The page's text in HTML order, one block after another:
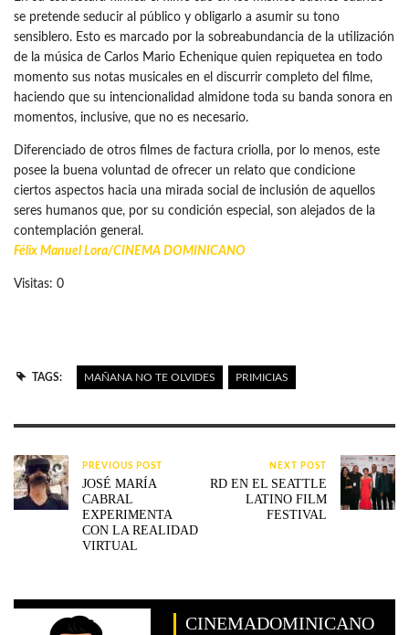
se pretende seducir al público y obligarlo a asumir su tono
sensiblero. Esto es marcado por la sobreabundancia de la utilización
de la música de Carlos Mario Echenique quien repiquetea en todo
momento sus notas musicales en el discurrir completo del filme,
haciendo que su intencionalidad almidone toda su banda sonora en
momentos, inclusive, que no es necesario.
Diferenciado de otros filmes de factura criolla, por lo menos, este
posee la buena voluntad de ofrecer un relato que condicione
ciertos aspectos hacia una mirada social de inclusión de aquellos
seres humanos que, por su condición especial, son alejados de la
contemplación general.
Félix Manuel Lora/CINEMA DOMINICANO
Visitas: 0
TAGS: MAÑANA NO TE OLVIDES PRIMICIAS
PREVIOUS POST
JOSÉ MARÍA
CABRAL
EXPERIMENTA
CON LA REALIDAD
VIRTUAL
NEXT POST
RD EN EL SEATTLE
LATINO FILM
FESTIVAL
CINEMADOMINICANO